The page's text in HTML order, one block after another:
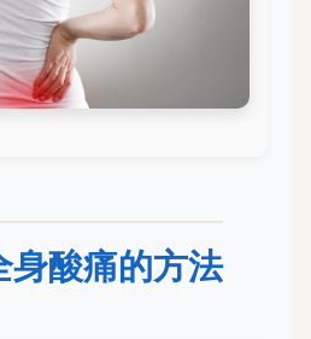
身酸痛的方法